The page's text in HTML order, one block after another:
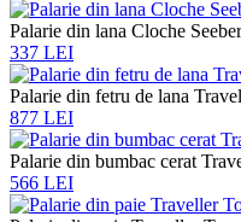
Palarie din lana Cloche
337 LEI
Palarie din fetru de lana
877 LEI
Palarie din bumbac cerat
566 LEI